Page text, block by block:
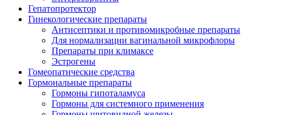
Гепатопротектор
Гинекологические препараты
Антисептики и противомикробные препараты
Для нормализации вагинальной микрофлоры
Препараты при климаксе
Эстрогены
Гомеопатические средства
Гормональные препараты
Гормоны гипоталамуса
Гормоны для системного применения